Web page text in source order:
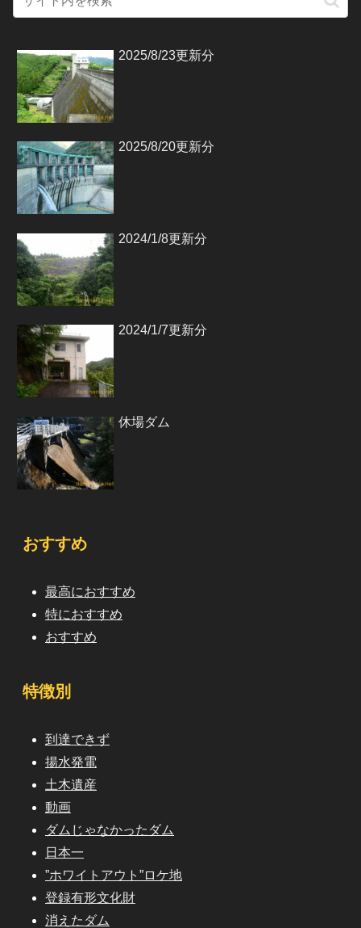
2025/8/23更新分
2025/8/20更新分
2024/1/8更新分
2024/1/7更新分
休場ダム
おすすめ
最高におすすめ
特におすすめ
おすすめ
特徴別
到達できず
揚水発電
土木遺産
動画
ダムじゃなかったダム
日本一
”ホワイトアウト”ロケ地
登録有形文化財
消えたダム